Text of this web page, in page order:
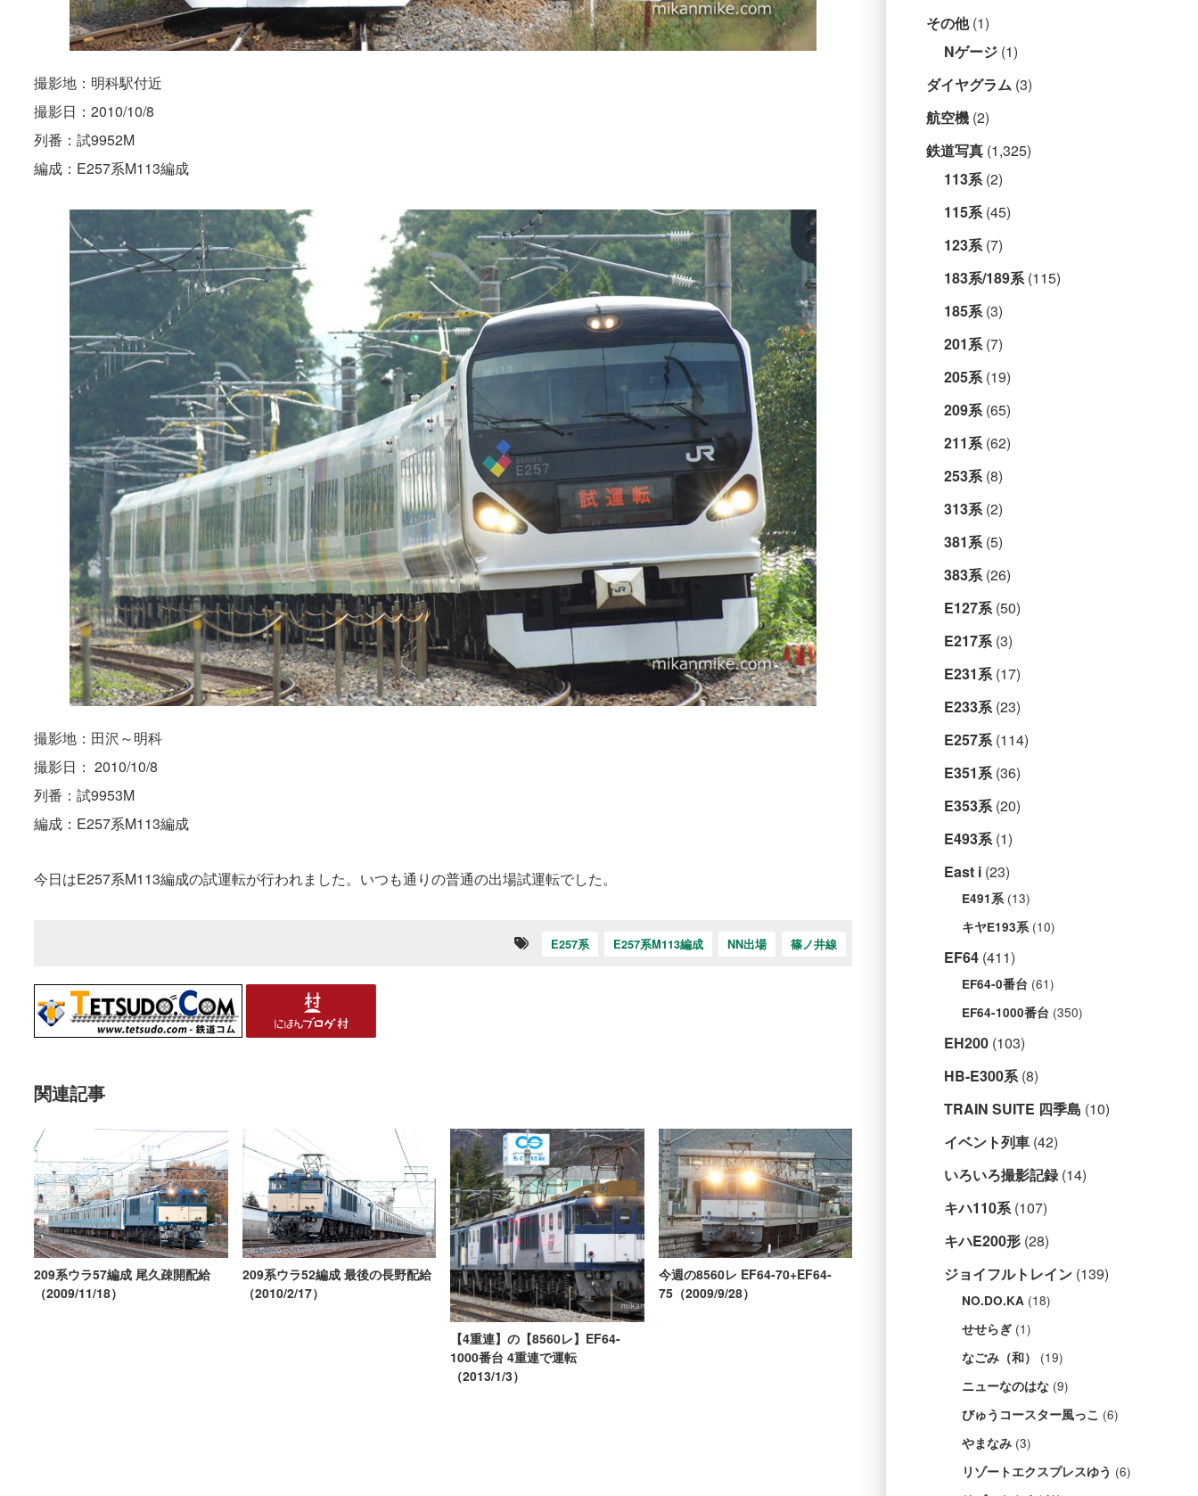
撮影地：明科駅付近
撮影日：2010/10/8
列番：試9952M
編成：E257系M113編成
撮影地：田沢～明科
撮影日： 2010/10/8
列番：試9953M
編成：E257系M113編成
今日はE257系M113編成の試運転が行われました。いつも通りの普通の出場試運転でした。
E257系 E257系M113編成 NN出場 篠ノ井線
関連記事
209系ウラ57編成 尾久疎開配給
（2009/11/18）
209系ウラ52編成 最後の長野配給
（2010/2/17）
【4重連】の【8560レ】EF64-
1000番台 4重連で運転
（2013/1/3）
今週の8560レ EF64-70+EF64-
75（2009/9/28）
その他(1)
Nゲージ (1)
ダイヤグラム (3)
航空機 (2)
鉄道写真 (1,325)
113系(2)
115系(45)
123系(7)
183系/189系(115)
185系(3)
201系(7)
205系(19)
209系(65)
211系(62)
253系(8)
313系(2)
381系(5)
383系(26)
E127系(50)
E217系(3)
E231系(17)
E233系(23)
E257系(114)
E351系(36)
E353系(20)
E493系(1)
East i (23)
E491系(13)
キヤE193系(10)
EF64 (411)
EF64-0番台 (61)
EF64-1000番台 (350)
EH200 (103)
HB-E300系(8)
TRAIN SUITE 四季島 (10)
イベント列車 (42)
いろいろ撮影記録(14)
キハ110系(107)
キハE200形 (28)
ジョイフルトレイン (139)
NO.DO.KA (18)
せせらぎ (1)
なごみ（和） (19)
ニューなのはな (9)
びゅうコースター風っこ (6)
やまなみ (3)
リゾートエクスプレスゆう (6)